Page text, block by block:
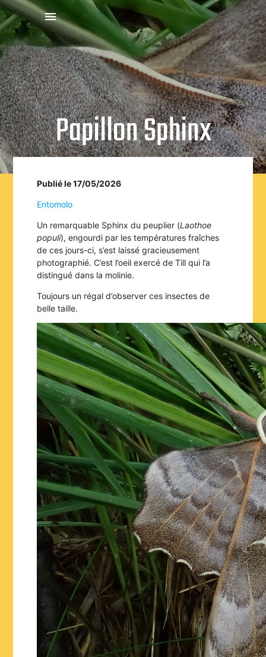
menu
Papillon Sphinx
Publié le 17/05/2026
Entomolo
Un remarquable Sphinx du peuplier (Laothoe
populi), engourdi par les températures fraîches
de ces jours-ci, s’est laissé gracieusement
photographié. C’est l’oeil exercé de Till qui l’a
distingué dans la molinie.
Toujours un régal d’observer ces insectes de
belle taille.